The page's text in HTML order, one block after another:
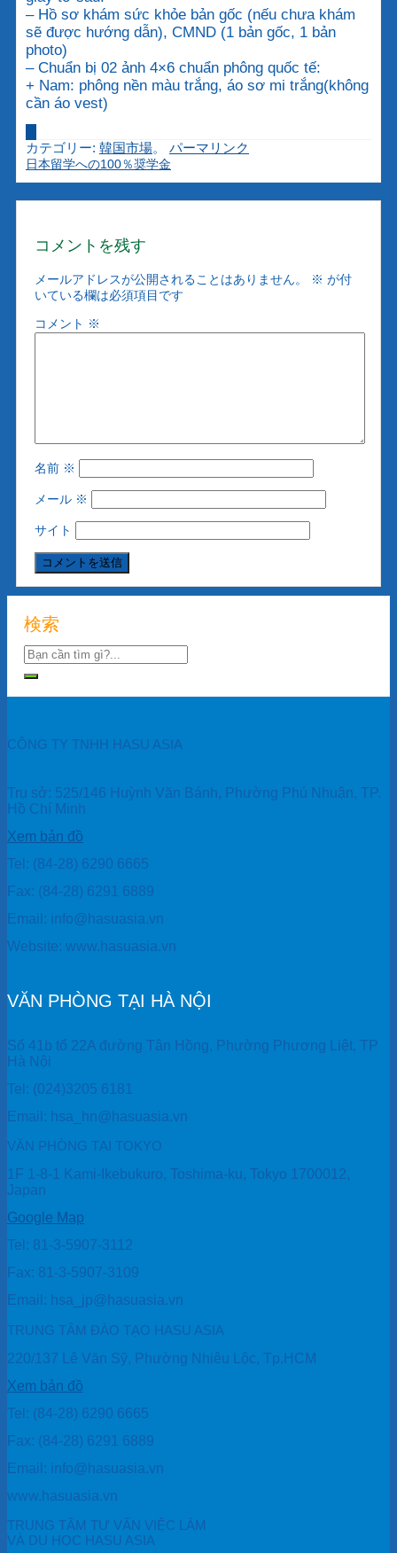
– Hồ sơ khám sức khỏe bản gốc (nếu chưa khám
sẽ được hướng dẫn), CMND (1 bản gốc, 1 bản
photo)
– Chuẩn bị 02 ảnh 4×6 chuẩn phông quốc tế:
+ Nam: phông nền màu trắng, áo sơ mi trắng(không
cần áo vest)
カテゴリー: 韓国市場。 パーマリンク
日本留学への100％奨学金
コメントを残す
メールアドレスが公開されることはありません。 ※ が付
いている欄は必須項目です
コメント ※
名前 ※
メール ※
サイト
検索
CÔNG TY TNHH HASU ASIA
Trụ sở: 525/146 Huỳnh Văn Bánh, Phường Phú Nhuận, TP.
Hồ Chí Minh
Xem bản đồ
Tel: (84-28) 6290 6665
Fax: (84-28) 6291 6889
Email: info@hasuasia.vn
Website: www.hasuasia.vn
VĂN PHÒNG TẠI HÀ NỘI
Số 41b tổ 22A đường Tân Hồng, Phường Phương Liệt, TP
Hà Nội
Tel: (024)3205 6181
Email: hsa_hn@hasuasia.vn
VĂN PHÒNG TẠI TOKYO
1F 1-8-1 Kami-Ikebukuro, Toshima-ku, Tokyo 1700012,
Japan
Google Map
Tel: 81-3-5907-3112
Fax: 81-3-5907-3109
Email: hsa_jp@hasuasia.vn
TRUNG TÂM ĐÀO TẠO HASU ASIA
220/137 Lê Văn Sỹ, Phường Nhiêu Lộc, Tp.HCM
Xem bản đồ
Tel: (84-28) 6290 6665
Fax: (84-28) 6291 6889
Email: info@hasuasia.vn
www.hasuasia.vn
TRUNG TÂM TƯ VẤN VIỆC LÀM
VÀ DU HỌC HASU ASIA